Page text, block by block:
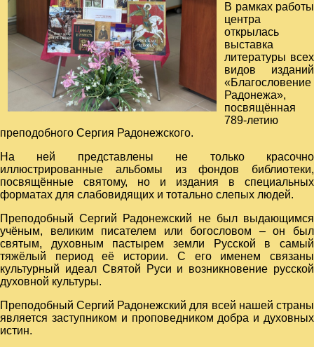
В рамках работы
центра
открылась
выставка
литературы всех
видов изданий
«Благословение
Радонежа»,
посвящённая
789-летию
преподобного Сергия Радонежского.
На ней представлены не только красочно
иллюстрированные альбомы из фондов библиотеки,
посвящённые святому, но и издания в специальных
форматах для слабовидящих и тотально слепых людей.
Преподобный Сергий Радонежский не был выдающимся
учёным, великим писателем или богословом – он был
святым, духовным пастырем земли Русской в самый
тяжёлый период её истории. С его именем связаны
культурный идеал Святой Руси и возникновение русской
духовной культуры.
Преподобный Сергий Радонежский для всей нашей страны
является заступником и проповедником добра и духовных
истин.